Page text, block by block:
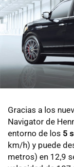
Gracias a los
Navigator de
entorno de los 5
km/h) y puede
metros) en 12,9